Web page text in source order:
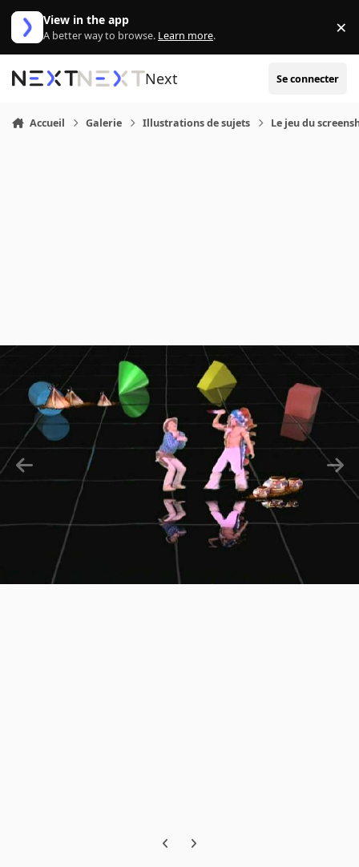
Aller au contenu
View in the app
A better way to browse. Learn more. ×
Next Se connecter
Accueil Galerie Illustrations de sujets Le jeu du
Previous carousel slide
Next carousel slide